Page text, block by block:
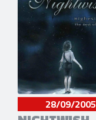
28/09/2005